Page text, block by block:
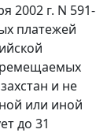
2002 г. N 591-
платежей
и не
или иной
до 31